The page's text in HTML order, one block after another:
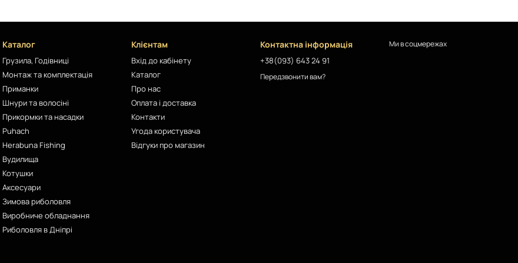
Каталог
Грузила, Годівниці
Монтаж та комплектація
Приманки
Шнури та волосіні
Прикормки та насадки
Puhach
Herabuna Fishing
Вудилища
Котушки
Аксесуари
Зимова риболовля
Виробниче обладнання
Риболовля в Дніпрі
Клієнтам
Вхід до кабінету
Каталог
Про нас
Оплата і доставка
Контакти
Угода користувача
Відгуки про магазин
Контактна інформація
+38(093) 643 24 91
Передзвонити вам?
Ми в соцмережах